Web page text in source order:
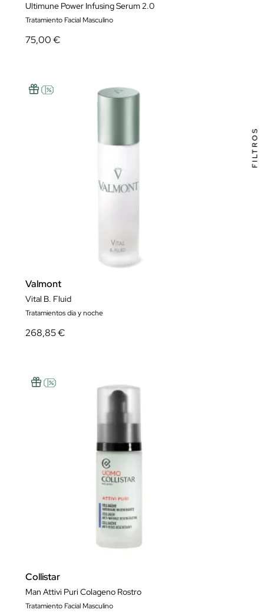
Ultimune Power Infusing Serum 2.0
Tratamiento Facial Masculino
75,00 €
Valmont
Vital B. Fluid
Tratamientos día y noche
268,85 €
Collistar
Man Attivi Puri Colageno Rostro
Tratamiento Facial Masculino
FILTROS